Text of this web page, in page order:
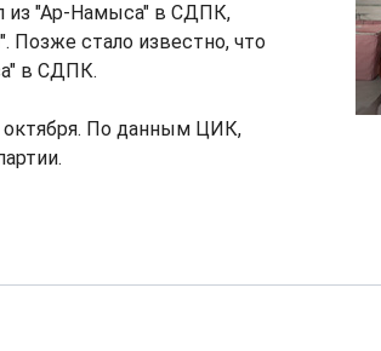
из "Ар-Намыса" в СДПК,
Позже стало известно, что
в СДПК.
По данным ЦИК,